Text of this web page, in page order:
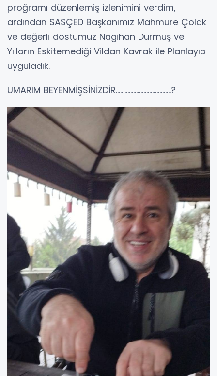
proğramı düzenlemiş izlenimini verdim,
ardından SASÇED Başkanımız Mahmure Çolak
ve değerli dostumuz Nagihan Durmuş ve
Yılların Eskitemediği Vildan Kavrak ile Planlayıp
uyguladık.
UMARIM BEYENMİŞSİNİZDİR......................................?